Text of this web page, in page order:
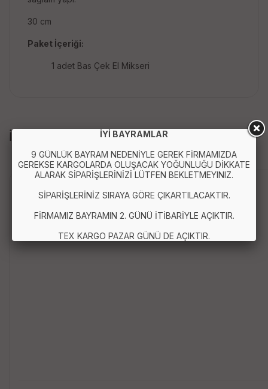
30 cm
Paket İçeriği:
1 adet Bas Çek El Mikseri
İLGİLİ ÜRÜNLERİYİ BAYRAMLAR
9 GÜNLÜK BAYRAM NEDENİYLE GEREK FİRMAMIZDA
GEREKSE KARGOLARDA OLUŞACAK YOĞUNLUĞU DİKKATE
ALARAK SİPARİŞLERİNİZİ LÜTFEN BEKLETMEYINIZ.
SİPARİŞLERİNİZ SIRAYA GÖRE ÇIKARTILACAKTIR.
FİRMAMIZ BAYRAMIN 2. GÜNÜ İTİBARİYLE AÇIKTIR.
TEX KARGO PAZAR GÜNÜ DE AÇIKTIR.